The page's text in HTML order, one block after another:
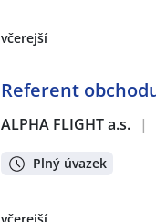
včerejší
Referent
ALPHA FLIGHT a.s. |
Plný úvazek